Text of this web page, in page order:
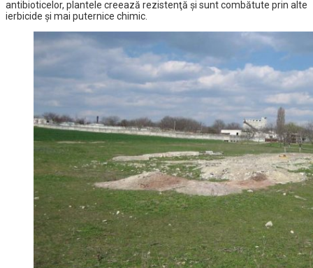
antibioticelor, plantele creează rezistenţă şi sunt combătute prin alte
ierbicide şi mai puternice chimic.